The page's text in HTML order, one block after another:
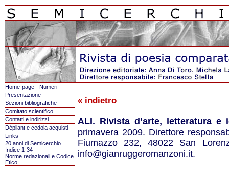
Home-page - Numeri
Presentazione
Sezioni bibliografiche
Comitato scientifico
Contatti e indirizzi
Dépliant e cedola acquisti
Links
20 anni di Semicerchio.
Indice 1-34
Norme redazionali e Codice
Etico
« indietro
ALI. Rivista d’arte, letteratura e
primavera 2009. Direttore
Fiumazzo 232, 48022 San
info@gianruggeromanzoni.it.